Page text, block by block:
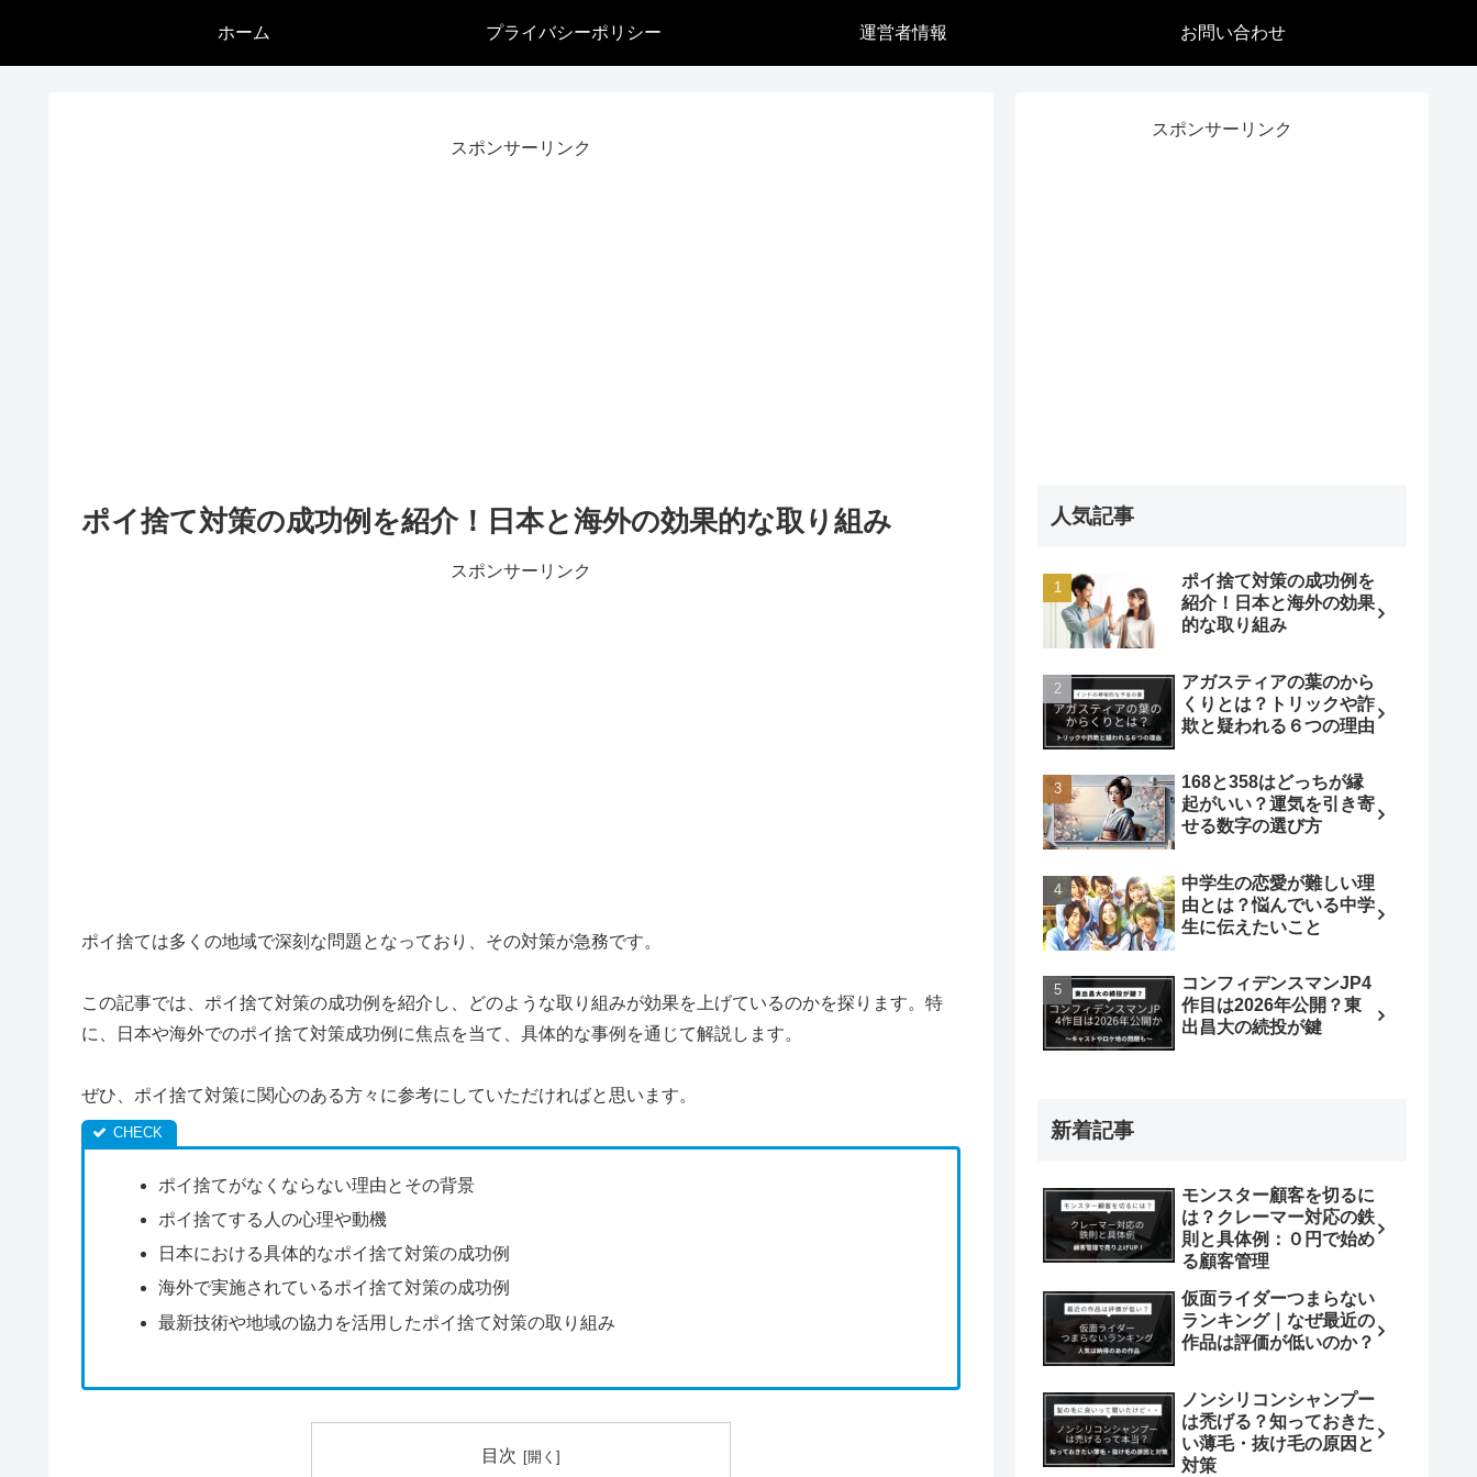
ホーム プライバシーポリシー 運営者情報 お問い合わせ
スポンサーリンク
ポイ捨て対策の成功例を紹介！日本と海外の効果的な取り組み
スポンサーリンク
ポイ捨ては多くの地域で深刻な問題となっており、その対策が急務です。
この記事では、ポイ捨て対策の成功例を紹介し、どのような取り組みが効果を上げているのかを探ります。特
に、日本や海外でのポイ捨て対策成功例に焦点を当て、具体的な事例を通じて解説します。
ぜひ、ポイ捨て対策に関心のある方々に参考にしていただければと思います。
ポイ捨てがなくならない理由とその背景
ポイ捨てする人の心理や動機
日本における具体的なポイ捨て対策の成功例
海外で実施されているポイ捨て対策の成功例
最新技術や地域の協力を活用したポイ捨て対策の取り組み
目次
スポンサーリンク
人気記事
ポイ捨て対策の成功例を
紹介！日本と海外の効果
的な取り組み
アガスティアの葉のから
くりとは？トリックや詐
欺と疑われる６つの理由
168と358はどっちが縁
起がいい？運気を引き寄
せる数字の選び方
中学生の恋愛が難しい理
由とは？悩んでいる中学
生に伝えたいこと
コンフィデンスマンJP4
作目は2026年公開？東
出昌大の続投が鍵
新着記事
モンスター顧客を切るに
は？クレーマー対応の鉄
則と具体例：０円で始め
る顧客管理
仮面ライダーつまらない
ランキング｜なぜ最近の
作品は評価が低いのか？
ノンシリコンシャンプー
は禿げる？知っておきた
い薄毛・抜け毛の原因と
対策